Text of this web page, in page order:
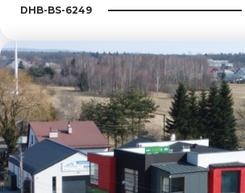
DHB-BS-6249